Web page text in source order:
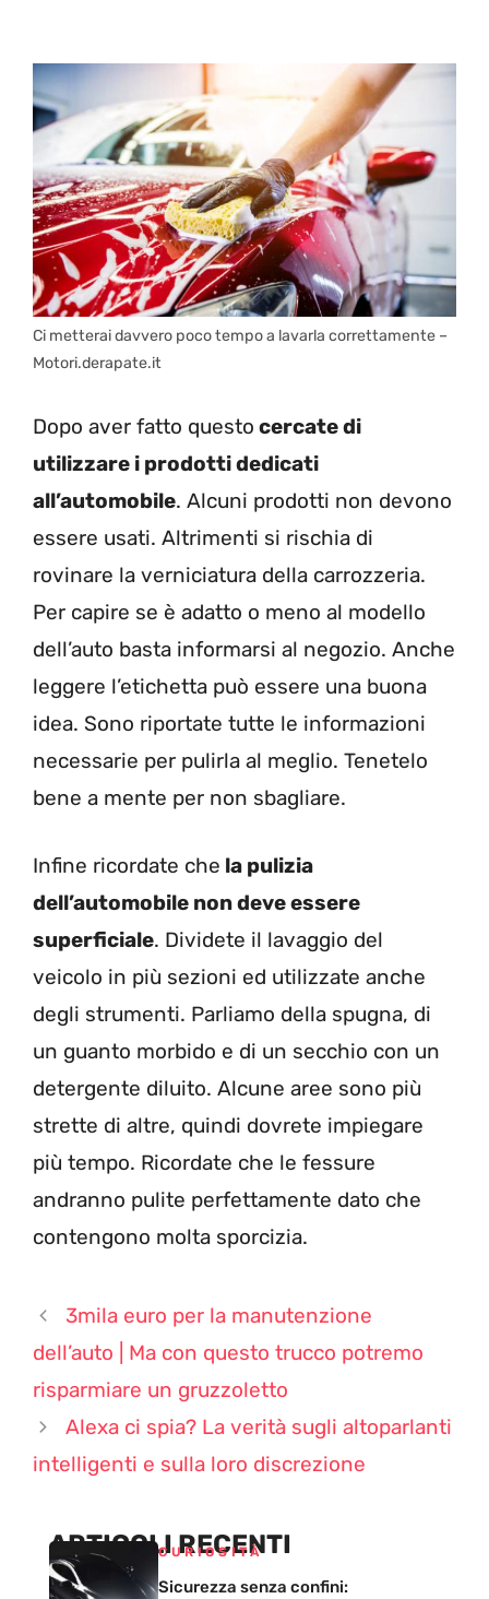
Ci metterai davvero poco tempo a lavarla correttamente –
Motori.derapate.it
Dopo aver fatto questo cercate di
utilizzare i prodotti dedicati
all’automobile. Alcuni prodotti non devono
essere usati. Altrimenti si rischia di
rovinare la verniciatura della carrozzeria.
Per capire se è adatto o meno al modello
dell’auto basta informarsi al negozio. Anche
leggere l’etichetta può essere una buona
idea. Sono riportate tutte le informazioni
necessarie per pulirla al meglio. Tenetelo
bene a mente per non sbagliare.
Infine ricordate che la pulizia
dell’automobile non deve essere
superficiale. Dividete il lavaggio del
veicolo in più sezioni ed utilizzate anche
degli strumenti. Parliamo della spugna, di
un guanto morbido e di un secchio con un
detergente diluito. Alcune aree sono più
strette di altre, quindi dovrete impiegare
più tempo. Ricordate che le fessure
andranno pulite perfettamente dato che
contengono molta sporcizia.
3mila euro per la manutenzione
dell’auto | Ma con questo trucco potremo
risparmiare un gruzzoletto
Alexa ci spia? La verità sugli altoparlanti
intelligenti e sulla loro discrezione
ARTICOLI RECENTI
CURIOSITÀ
Sicurezza senza confini: